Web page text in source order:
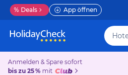
% Deals App öffnen
Anmelden & Spare sofort
bis zu 25 % mit